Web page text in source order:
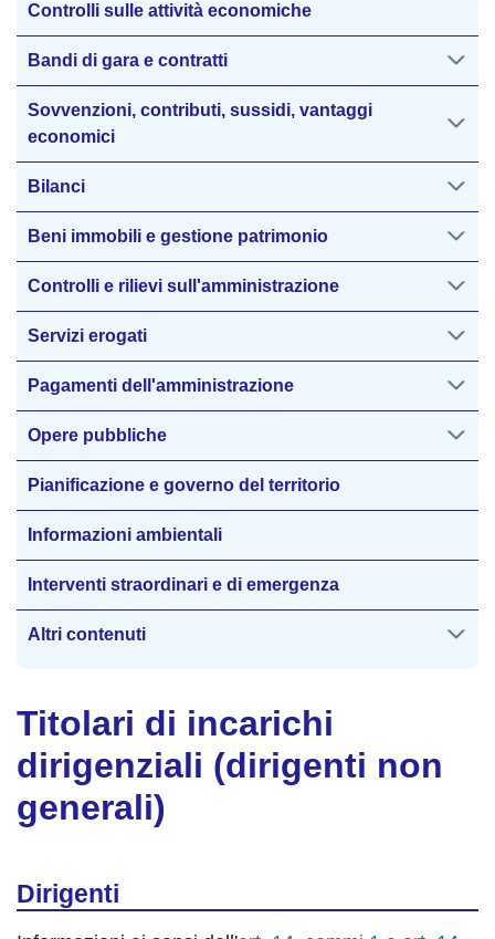
Titolari di incarichi
dirigenziali (dirigenti non
generali)
Dirigenti
Controlli sulle attività economiche
Bandi di gara e contratti
Sovvenzioni, contributi, sussidi, vantaggi
economici
Bilanci
Beni immobili e gestione patrimonio
Controlli e rilievi sull'amministrazione
Servizi erogati
Pagamenti dell'amministrazione
Opere pubbliche
Pianificazione e governo del territorio
Informazioni ambientali
Interventi straordinari e di emergenza
Altri contenuti